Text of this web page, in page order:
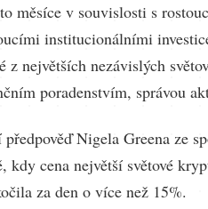
měsíce v souvislosti s
institucionálními
z největších nezávislých
poradenstvím, správou
Nigela Greena ze
kdy cena největší světové
za den o více než 15%.